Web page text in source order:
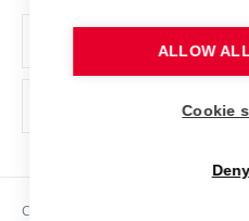
Support and development of
Copyright © 2026 VUT
ALLOW
Cookie